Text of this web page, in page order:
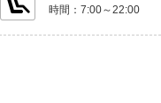
時間： 7:00～22:00